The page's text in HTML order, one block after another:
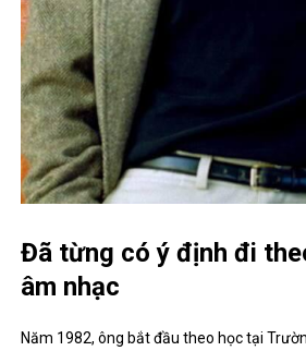
Đã từng có ý định đi
âm nhạc
Năm 1982, ông bắt đầu theo học tại